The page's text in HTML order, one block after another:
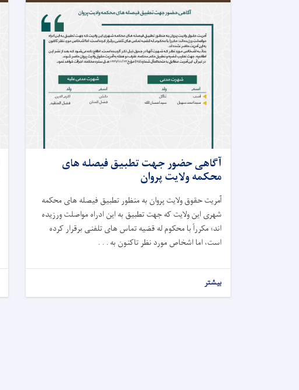
آگاهی حضور جهت تطبیق فیصله های
محکمه ولایت پروان
آمریت حقوق ولایت پروان به منظور تطبیق فیصله های محکمه
شهری این ولایت که جهت تطبیق به این ادراه مواصلت ورزیده
اند؛ مکرراً با محکوم له قضیه تماس های تلفنی برقرار کرده
است، اما اشخاص مورد نظر تاکنون به . . .
بیشتر